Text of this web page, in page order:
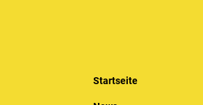
Startseite